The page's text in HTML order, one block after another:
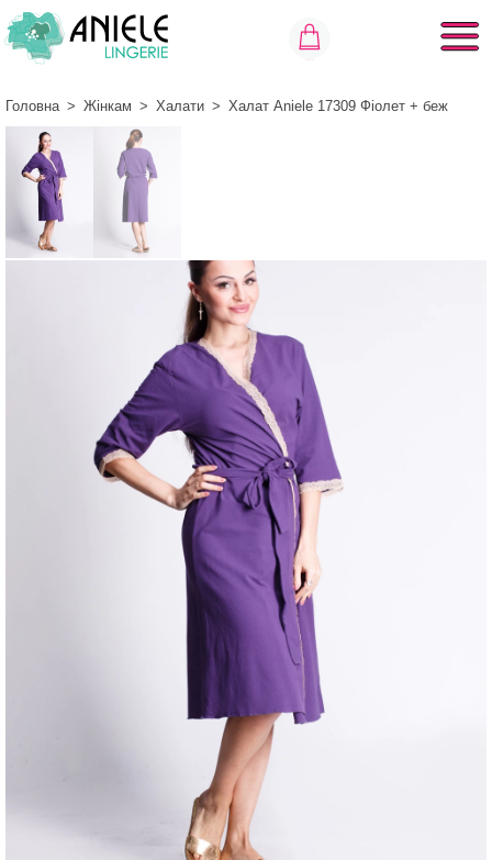
Головна > Жінкам > Халати > Халат Aniele 17309 Фіолет + беж